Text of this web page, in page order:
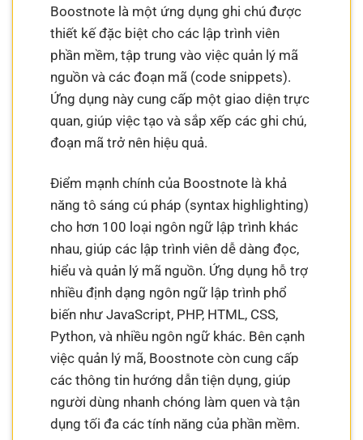
Boostnote là một ứng dụng ghi chú được
thiết kế đặc biệt cho các lập trình viên
phần mềm, tập trung vào việc quản lý mã
nguồn và các đoạn mã (code snippets).
Ứng dụng này cung cấp một giao diện trực
quan, giúp việc tạo và sắp xếp các ghi chú,
đoạn mã trở nên hiệu quả.
Điểm mạnh chính của Boostnote là khả
năng tô sáng cú pháp (syntax highlighting)
cho hơn 100 loại ngôn ngữ lập trình khác
nhau, giúp các lập trình viên dễ dàng đọc,
hiểu và quản lý mã nguồn. Ứng dụng hỗ trợ
nhiều định dạng ngôn ngữ lập trình phổ
biến như JavaScript, PHP, HTML, CSS,
Python, và nhiều ngôn ngữ khác. Bên cạnh
việc quản lý mã, Boostnote còn cung cấp
các thông tin hướng dẫn tiện dụng, giúp
người dùng nhanh chóng làm quen và tận
dụng tối đa các tính năng của phần mềm.